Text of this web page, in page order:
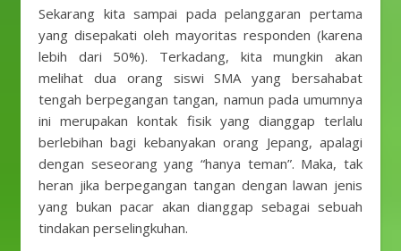
Sekarang kita sampai pada pelanggaran pertama
yang disepakati oleh mayoritas responden (karena
lebih dari 50%). Terkadang, kita mungkin akan
melihat dua orang siswi SMA yang bersahabat
tengah berpegangan tangan, namun pada umumnya
ini merupakan kontak fisik yang dianggap terlalu
berlebihan bagi kebanyakan orang Jepang, apalagi
dengan seseorang yang “hanya teman”. Maka, tak
heran jika berpegangan tangan dengan lawan jenis
yang bukan pacar akan dianggap sebagai sebuah
tindakan perselingkuhan.